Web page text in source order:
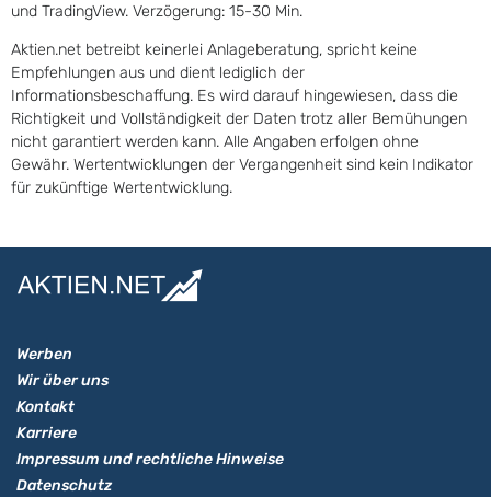
und TradingView. Verzögerung: 15-30 Min.
Aktien.net betreibt keinerlei Anlageberatung, spricht keine
Empfehlungen aus und dient lediglich der
Informationsbeschaffung. Es wird darauf hingewiesen, dass die
Richtigkeit und Vollständigkeit der Daten trotz aller Bemühungen
nicht garantiert werden kann. Alle Angaben erfolgen ohne
Gewähr. Wertentwicklungen der Vergangenheit sind kein Indikator
für zukünftige Wertentwicklung.
Werben
Wir über uns
Kontakt
Karriere
Impressum und rechtliche Hinweise
Datenschutz